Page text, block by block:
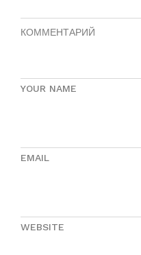
КОММЕНТАРИЙ
YOUR NAME
EMAIL
WEBSITE